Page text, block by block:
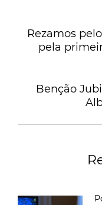
Rezamos
pela
Benção